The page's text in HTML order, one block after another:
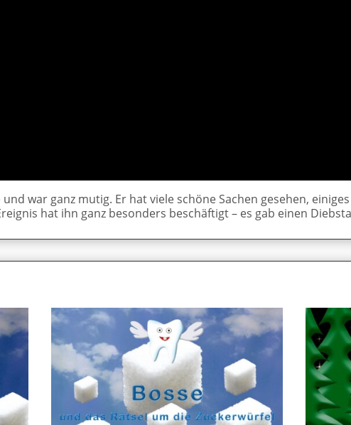
war ganz mutig. Er hat viele schöne Sachen gesehen,
hat ihn ganz besonders beschäftigt – es gab einen